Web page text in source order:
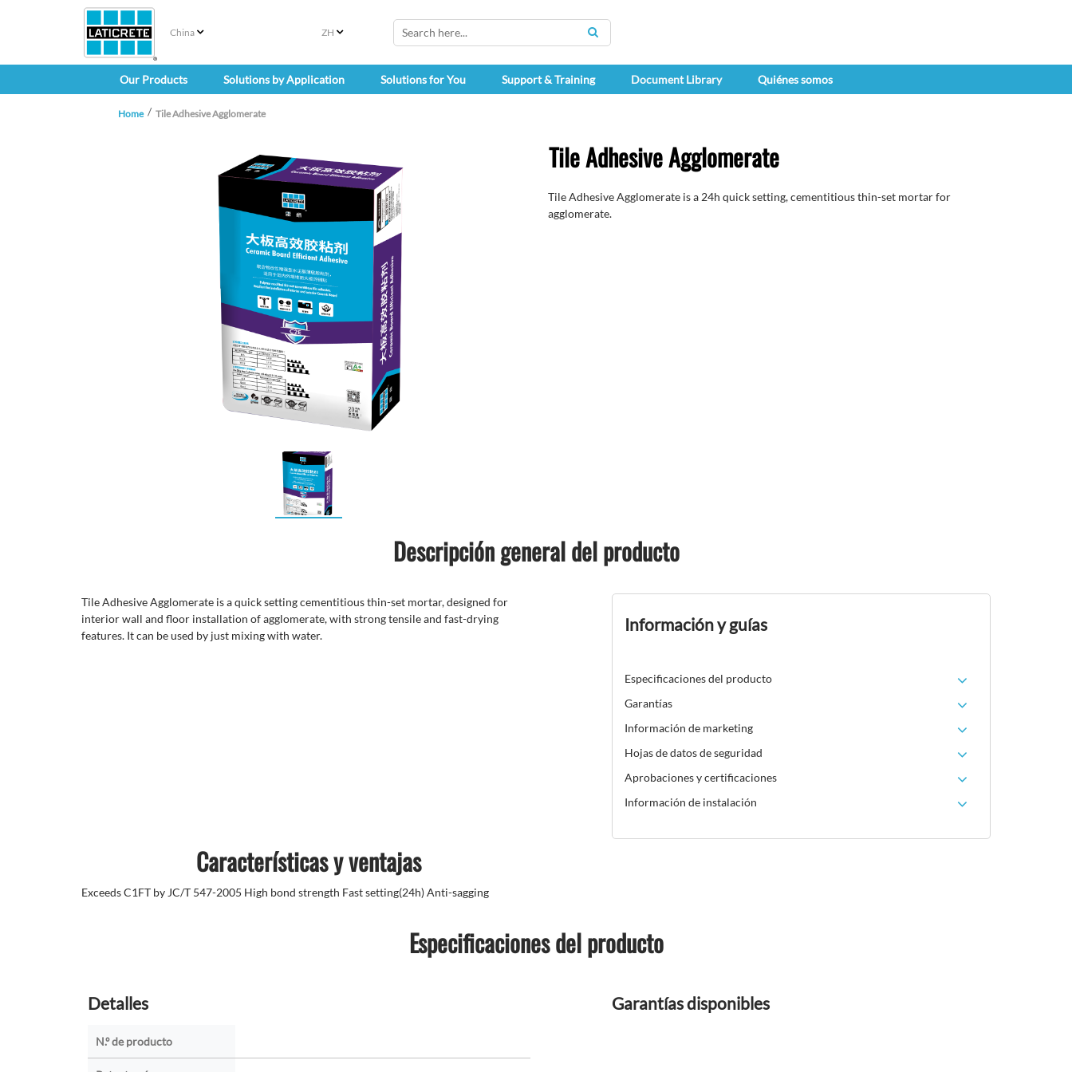
China ZH
SEARCH
Our Products Solutions by Application Solutions for You Support & Training Document Library Quiénes somos
Home Tile Adhesive Agglomerate
Tile Adhesive Agglomerate
Tile Adhesive Agglomerate is a 24h quick setting, cementitious thin-set mortar for
agglomerate.
Descripción general del producto
Tile Adhesive Agglomerate is a quick setting cementitious thin-set mortar, designed for
interior wall and floor installation of agglomerate, with strong tensile and fast-drying
features. It can be used by just mixing with water.
Información y guías
Especificaciones del producto
Garantías
Información de marketing
Hojas de datos de seguridad
Aprobaciones y certificaciones
Información de instalación
Características y ventajas
Exceeds C1FT by JC/T 547-2005 High bond strength Fast setting(24h) Anti-sagging
Especificaciones del producto
Detalles
N.º de producto
Garantías disponibles